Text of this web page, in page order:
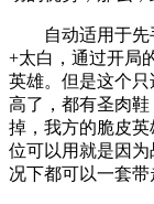
自动适用于先
+太白，通过开局
英雄。但是这个
高了，都有圣肉
掉，我方的脆皮
位可以用就是因
况下都可以一套带